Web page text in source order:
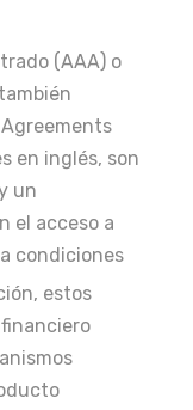
(AAA) o
en inglés, son
un
el acceso a
condiciones
estos